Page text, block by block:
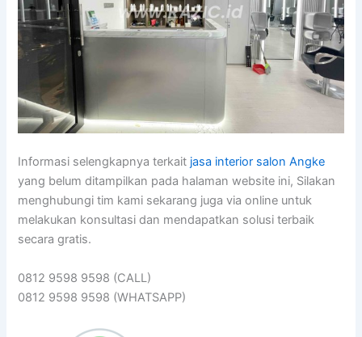
Informasi selengkapnya terkait jasa interior salon Angke
yang belum ditampilkan pada halaman website ini, Silakan
menghubungi tim kami sekarang juga via online untuk
melakukan konsultasi dan mendapatkan solusi terbaik
secara gratis.
0812 9598 9598 (CALL)
0812 9598 9598 (WHATSAPP)